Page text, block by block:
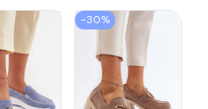
−30%